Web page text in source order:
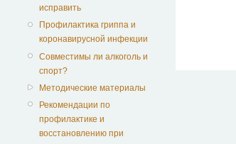
исправить
Профилактика гриппа и
коронавирусной инфекции
Совместимы ли алкоголь и
спорт?
Методические материалы
Рекомендации по
профилактике и
восстановлению при